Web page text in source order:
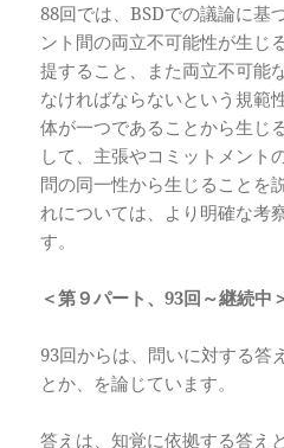
88回では、BSDでの議論に基
ント間の両立不可能性が生じ
提すること、また両立不可能
なければならないという規範
体が一つであることから生じ
して、主張やコミットメント
問の同一性から生じることを
れについては、より明確な考
す。
＜第９パート、93回～継続中
93回からは、問いに対する答
とか、を論じています。
答えは、知覚に依拠する答え